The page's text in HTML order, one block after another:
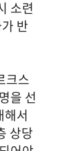
소련
반
크스
을 선
해서
상당